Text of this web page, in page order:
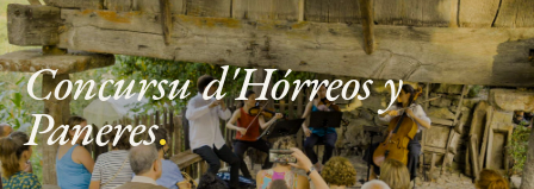
Concursu d'Hórreos y
Paneres.